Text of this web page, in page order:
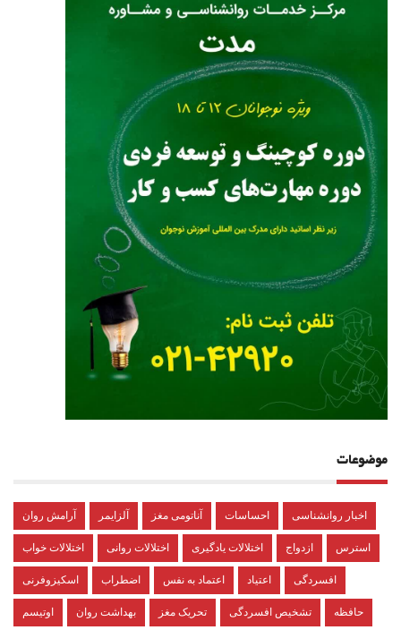
موضوعات
آرامش روان آلزایمر آناتومی مغز احساسات اخبار روانشناسی
اختلالات خواب اختلالات روانی اختلالات یادگیری ازدواج استرس
اسکیزوفرنی اضطراب اعتماد به نفس اعتیاد افسردگی
اوتیسم بهداشت روان تحریک مغز تشخیص افسردگی حافظه